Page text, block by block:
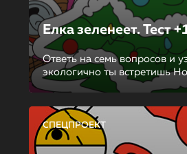
Елка зеленеет. Тест
Ответь на семь вопросов и
экологично ты встретишь
СПЕЦПРОЕКТ